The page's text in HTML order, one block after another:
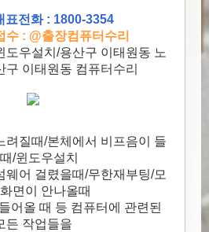
표전화 : 1800-3354
수 : @출장컴퓨터수리
도우설치/용산구 이태원동 노
구 이태원동 컴퓨터수리
려질때/본체에서 비프음이 들
/윈도우설치
웨어 걸렸을때/무한재부팅/모
면이 안나올때
어올 때 등 컴퓨터에 관련된
든 작업들을